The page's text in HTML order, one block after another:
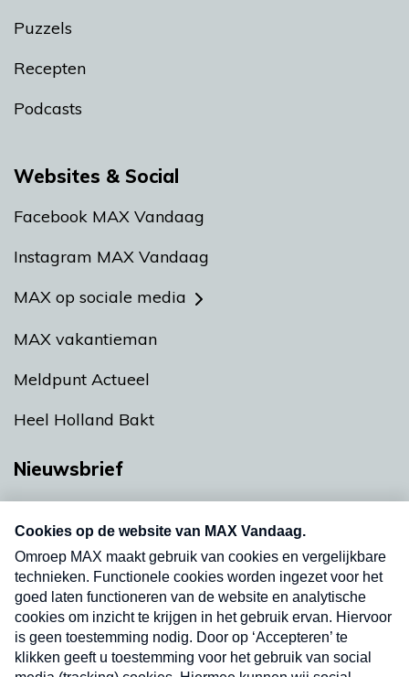
Puzzels
Recepten
Podcasts
Websites & Social
Facebook MAX Vandaag
Instagram MAX Vandaag
MAX op sociale media
MAX vakantieman
Meldpunt Actueel
Heel Holland Bakt
Nieuwsbrief
nieuwsbrief. Elke vrijdag- en dinsdagochtend in
uw mailbox.
Verzend